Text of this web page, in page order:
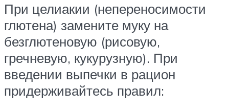
При целиакии (непереносимости
глютена) замените муку на
безглютеновую (рисовую,
гречневую, кукурузную). При
введении выпечки в рацион
придерживайтесь правил: